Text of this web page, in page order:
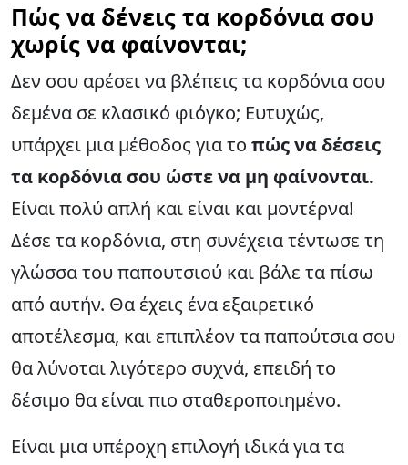
Πώς να δένεις τα κορδόνια σου
χωρίς να φαίνονται;
Δεν σου αρέσει να βλέπεις τα κορδόνια σου
δεμένα σε κλασικό φιόγκο; Ευτυχώς,
υπάρχει μια μέθοδος για το πώς να δέσεις
τα κορδόνια σου ώστε να μη φαίνονται.
Είναι πολύ απλή και είναι και μοντέρνα!
Δέσε τα κορδόνια, στη συνέχεια τέντωσε τη
γλώσσα του παπουτσιού και βάλε τα πίσω
από αυτήν. Θα έχεις ένα εξαιρετικό
αποτέλεσμα, και επιπλέον τα παπούτσια σου
θα λύνοται λιγότερο συχνά, επειδή το
δέσιμο θα είναι πιο σταθεροποιημένο.
Είναι μια υπέροχη επιλογή ιδικά για τα